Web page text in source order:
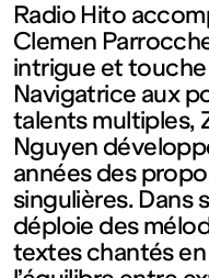
de
1 bis,
des
Radio Hito
Clemen
intrigue et
Navigatrice aux
talents multiples,
Nguyen
années des
singulières. Dans
déploie des
textes chantés